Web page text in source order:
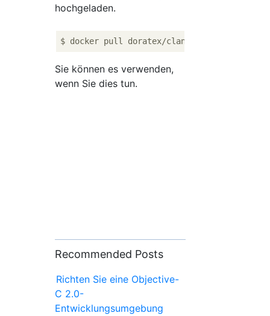
hochgeladen.
Sie können es verwenden,
wenn Sie dies tun.
Recommended Posts
Richten Sie eine Objective-
C 2.0-
Entwicklungsumgebung